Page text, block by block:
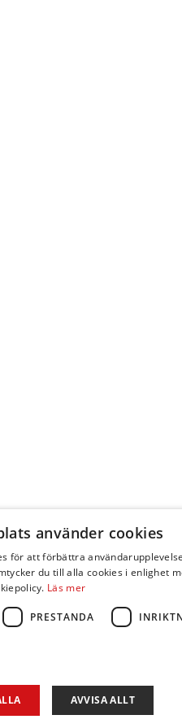
använder cookies
för att förbättra
du till alla cookies i enlighet
Läs mer
PRESTANDA
AVVISA ALLT